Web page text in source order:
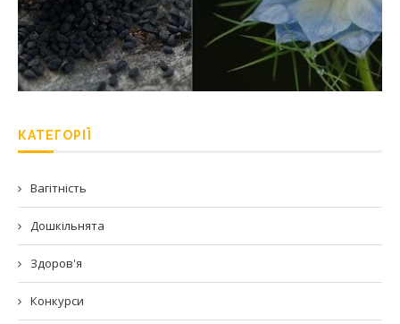
КАТЕГОРІЇ
Вагітність
Дошкільнята
Здоров'я
Конкурси